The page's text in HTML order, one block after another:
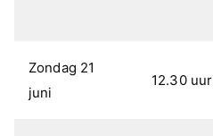
Zondag 21
juni
12.30 uur